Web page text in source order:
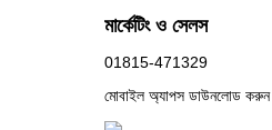
মার্কেটিং ও সেলস
01815-471329
মোবাইল অ্যাপস ডাউনলোড করুন